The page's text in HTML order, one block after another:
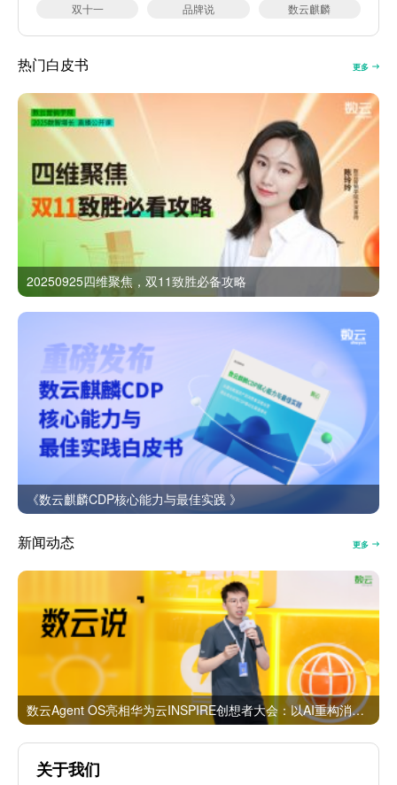
双十一
品牌说 数云麒麟
热门白皮书 更多
20250925四维聚焦，双11致胜必备攻略
《数云麒麟CDP核心能力与最佳实践 》
新闻动态 更多
数云Agent OS亮相华为云INSPIRE创想者大会：以AI重构消费者运营与零售营销新范式
关于我们